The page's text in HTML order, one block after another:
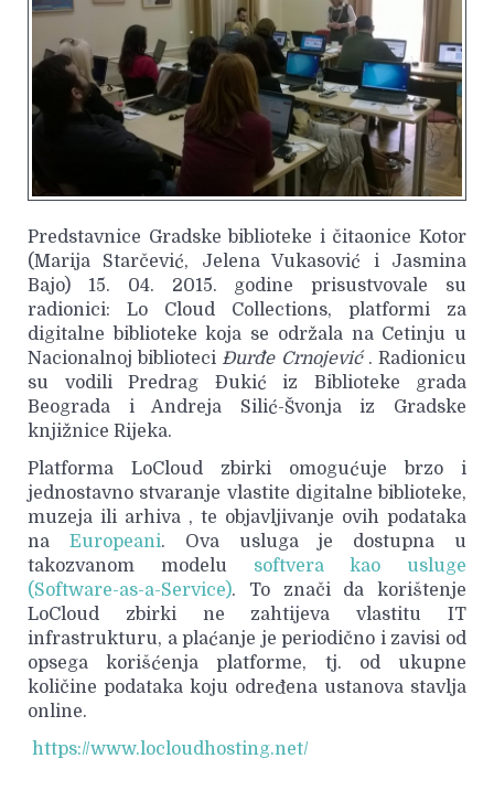
Predstavnice Gradske biblioteke i čitaonice Kotor
(Marija Starčević, Jelena Vukasović i Jasmina
Bajo) 15. 04. 2015. godine prisustvovale su
radionici: Lo Cloud Collections, platformi za
digitalne biblioteke koja se održala na Cetinju u
Nacionalnoj biblioteci Đurđe Crnojević. Radionicu
su vodili Predrag Đukić iz Biblioteke grada
Beograda i Andreja Silić-Švonja iz Gradske
knjižnice Rijeka.
Platforma LoCloud zbirki omogućuje brzo i
jednostavno stvaranje vlastite digitalne biblioteke,
muzeja ili arhiva , te objavljivanje ovih podataka
na Europeani. Ova usluga je dostupna u
takozvanom modelu softvera kao usluge
(Software-as-a-Service). To znači da korištenje
LoCloud zbirki ne zahtijeva vlastitu IT
infrastrukturu, a plaćanje je periodično i zavisi od
opsega korišćenja platforme, tj. od ukupne
količine podataka koju određena ustanova stavlja
online.
https://www.locloudhosting.net/